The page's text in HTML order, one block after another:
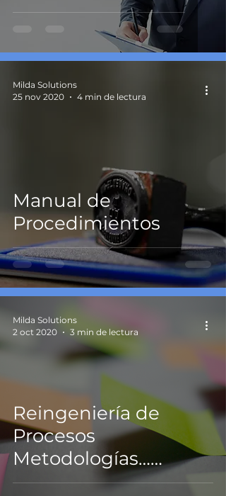
Manual de
Procedimientos
Milda Solutions
25 nov 2020
4 min de lectura
Reingeniería de
Procesos
Metodologías…
Service Blueprint
Milda Solutions
2 oct 2020
3 min de lectura